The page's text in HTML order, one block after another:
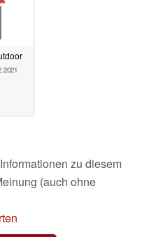
zu diesem
(auch ohne